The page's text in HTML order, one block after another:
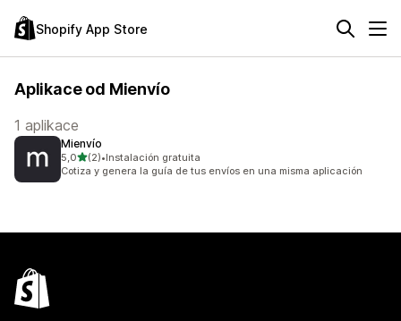
Shopify App Store
Aplikace od Mienvío
1 aplikace
Mienvío
5,0z 5 hvězd
(2)
Celkový počet recenzí: 2
•Instalación gratuita
Cotiza y genera la guía de tus envíos en una misma aplicación